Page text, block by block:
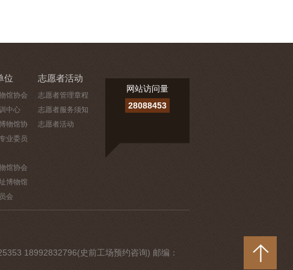
位
馆协会
中心
物馆协
业委员
馆协会
博物馆
会
志愿者活动
志愿者管理章程
志愿者服务须知
志愿者活动
网站访问量
28088453
18992832796(史前工场预约咨询) 邮编：